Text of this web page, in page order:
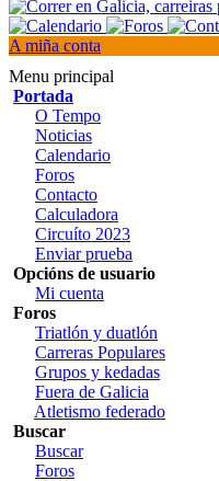
A miña conta
Menu principal
Portada
O Tempo
Noticias
Calendario
Foros
Contacto
Calculadora
Circuíto 2023
Enviar prueba
Opcións de usuario
Mi cuenta
Foros
Triatlón y duatlón
Carreras Populares
Grupos y kedadas
Fuera de Galicia
Atletismo federado
Buscar
Buscar
Foros